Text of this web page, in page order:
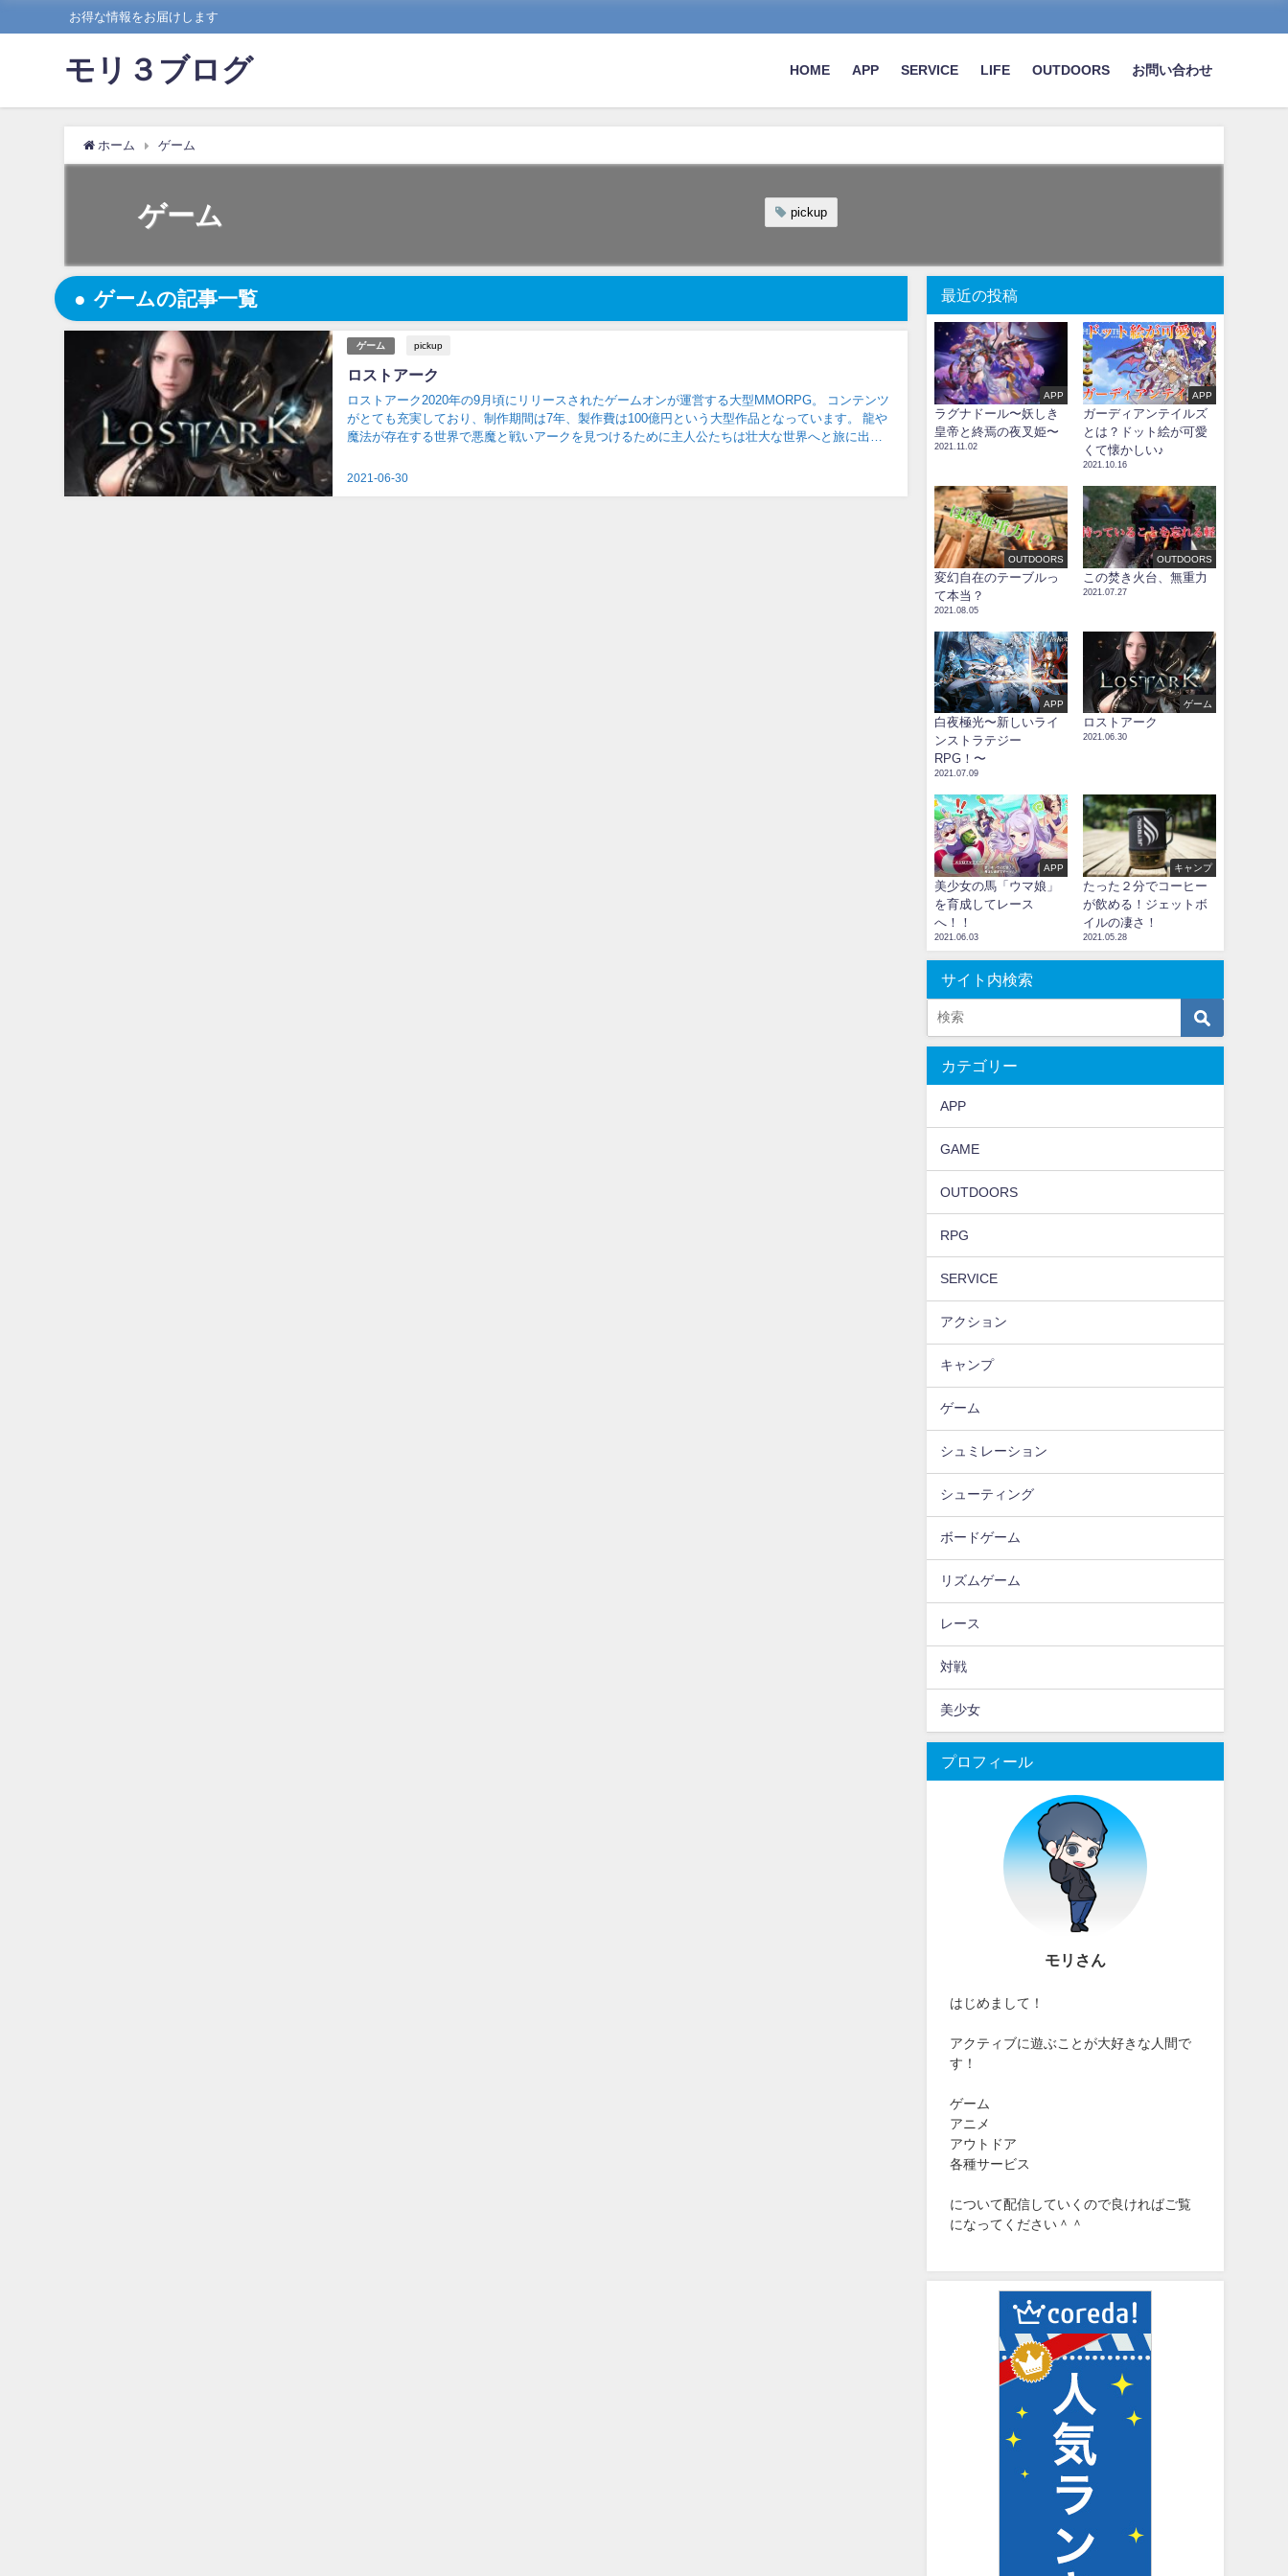
お得な情報をお届けします
モリ３ブログ HOME APP SERVICE LIFE OUTDOORS お問い合わせ
ホーム ゲーム
ゲーム pickup
ゲームの記事一覧
ゲーム pickup
ロストアーク
2021-06-30
ロストアーク2020年の9月頃にリリースされたゲームオンが運営する大型MMORPG。 コンテンツ
がとても充実しており、制作期間は7年、製作費は100億円という大型作品となっています。 龍や
魔法が存在する世界で悪魔と戦いアークを見つけるために主人公たちは壮大な世界へと旅に出ま
最近の投稿
APP
ラグナドール〜妖しき
皇帝と終焉の夜叉姫〜
2021.11.02
APP
ガーディアンテイルズ
とは？ドット絵が可愛
くて懐かしい♪
2021.10.16
OUTDOORS
変幻自在のテーブルっ
て本当？
2021.08.05
OUTDOORS
この焚き火台、無重力
2021.07.27
APP
白夜極光〜新しいライ
ンストラテジー
RPG！〜
2021.07.09
ゲーム
ロストアーク
2021.06.30
APP
美少女の馬「ウマ娘」
を育成してレース
へ！！
2021.06.03
キャンプ
たった２分でコーヒー
が飲める！ジェットボ
イルの凄さ！
2021.05.28
サイト内検索
カテゴリー
APP
GAME
OUTDOORS
RPG
SERVICE
アクション
キャンプ
ゲーム
シュミレーション
シューティング
ボードゲーム
リズムゲーム
レース
対戦
美少女
プロフィール
モリさん
はじめまして！
アクティブに遊ぶことが大好きな人間で
す！
ゲーム
アニメ
アウトドア
各種サービス
について配信していくので良ければご覧
になってください＾＾